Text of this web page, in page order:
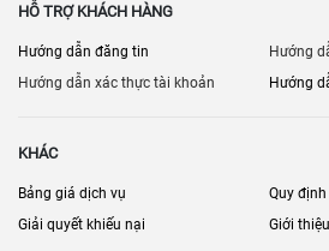
HỖ TRỢ KHÁCH HÀNG
Hướng dẫn đăng tin
Hướng
Hướng dẫn xác thực tài khoản
Hướng
KHÁC
Bảng giá dịch vụ
Quy
Giải quyết khiếu nại
Giới